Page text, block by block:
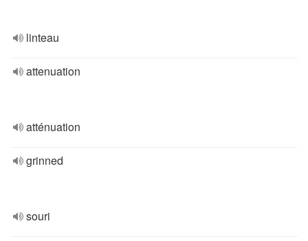
linteau
attenuation
atténuation
grinned
souri